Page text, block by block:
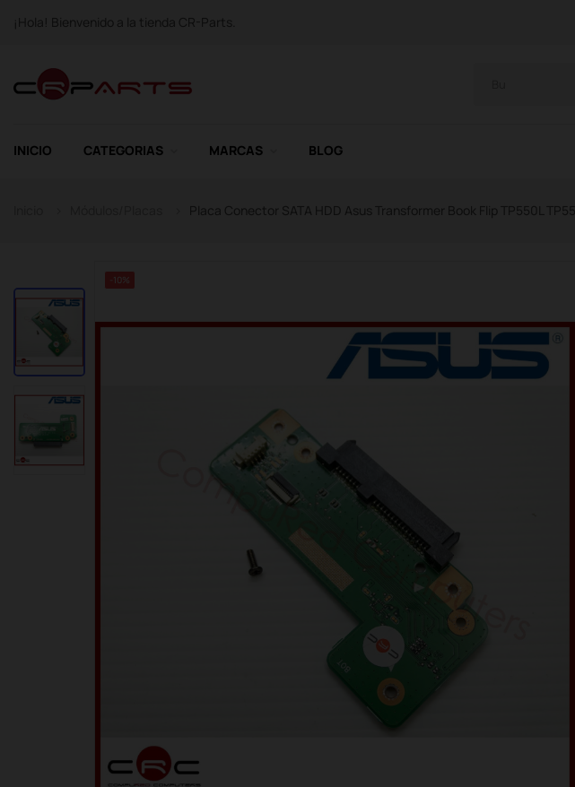
INICIO CATEGORIAS MARCAS BLOG
-10%